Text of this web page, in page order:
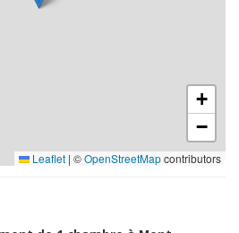
+
−
Leaflet | ©OpenStreetMapcontributors